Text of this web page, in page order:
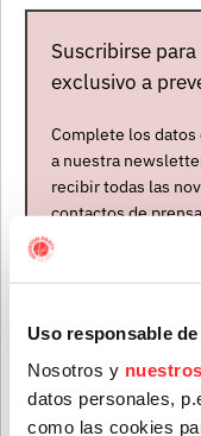
Uso responsable
Nosotros y
datos personales,
como las cookies
11 AGO. 2026
FONTAINES D.C.
LA MILAGROSA
Alicante
El Muelle Live -
Sold out
Suscribirse
exclusivo a
Complete los datos
a nuestra
recibir todas las
contactos de
formar parte de
Apellidos